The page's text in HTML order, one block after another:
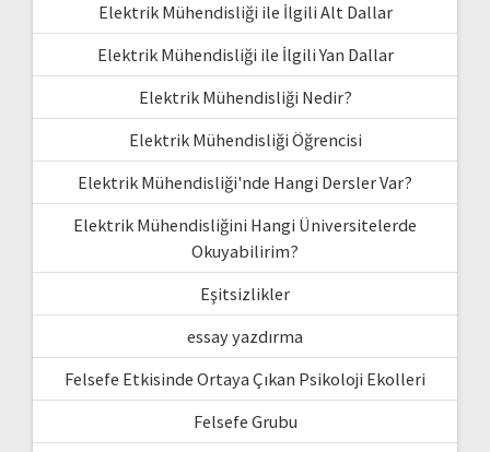
Elektrik Mühendisliği ile İlgili Alt Dallar
Elektrik Mühendisliği ile İlgili Yan Dallar
Elektrik Mühendisliği Nedir?
Elektrik Mühendisliği Öğrencisi
Elektrik Mühendisliği'nde Hangi Dersler Var?
Elektrik Mühendisliğini Hangi Üniversitelerde
Okuyabilirim?
Eşitsizlikler
essay yazdırma
Felsefe Etkisinde Ortaya Çıkan Psikoloji Ekolleri
Felsefe Grubu